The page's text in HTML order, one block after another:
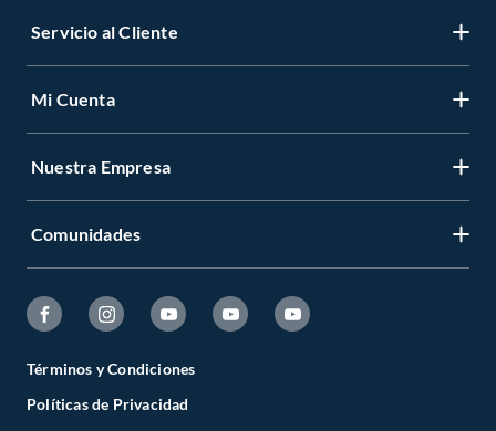
Servicio al Cliente
Mi Cuenta
Nuestra Empresa
Comunidades
Términos y Condiciones
Políticas de Privacidad